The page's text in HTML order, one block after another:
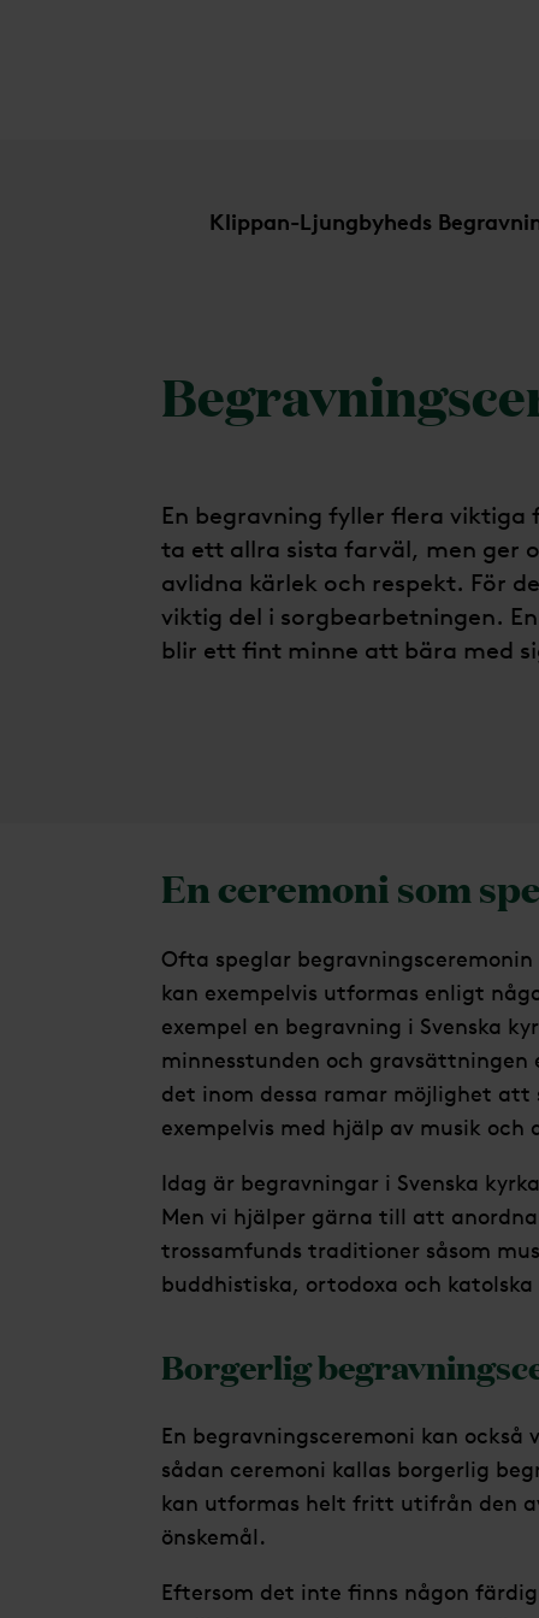
Klippan-Ljungbyheds
En begravning fyller flera
ta ett allra sista farväl, men ger
avlidna kärlek och respekt. För
viktig del i sorgbearbetningen.
blir ett fint minne att bära med
En ceremoni som
Ofta speglar
kan exempelvis utformas enligt
exempel en begravning i Svenska
minnesstunden och
det inom dessa ramar möjlighet att
exempelvis med hjälp av musik och
Idag är begravningar i Svenska
Men vi hjälper gärna till att
trossamfunds traditioner såsom
buddhistiska, ortodoxa och
Borgerlig
En begravningsceremoni kan
sådan ceremoni kallas borgerlig
kan utformas helt fritt utifrån den
önskemål.
Eftersom det inte finns någon